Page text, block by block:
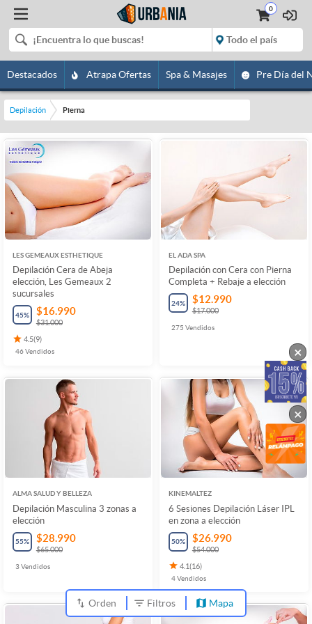
0
Destacados Atrapa Ofertas Spa & Masajes Pre Día del
Depilación Pierna
LES GEMEAUX ESTHETIQUE
Depilación Cera de Abeja
elección, Les Gemeaux 2
sucursales
45% $16.990
$31.000
4.5(9)
46Vendidos
EL ADA SPA
Depilación con Cera con Pierna
Completa + Rebaje a elección
24% $12.990
$17.000
275 Vendidos
ALMA SALUD Y BELLEZA
Depilación Masculina 3 zonas a
elección
55% $28.990
$65.000
3Vendidos
KINEMALTEZ
6 Sesiones Depilación Láser IPL
en zona a elección
50% $26.990
$54.000
4.1(16)
4Vendidos
Orden Filtros Mapa
×
×